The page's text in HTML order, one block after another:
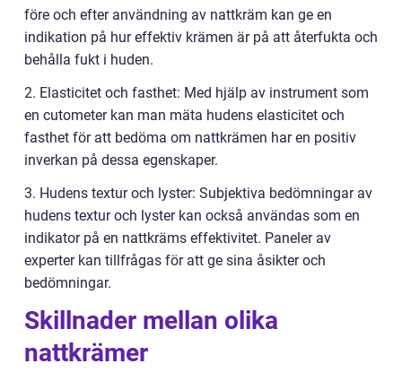
före och efter användning av nattkräm kan ge en
indikation på hur effektiv krämen är på att återfukta och
behålla fukt i huden.
2. Elasticitet och fasthet: Med hjälp av instrument som
en cutometer kan man mäta hudens elasticitet och
fasthet för att bedöma om nattkrämen har en positiv
inverkan på dessa egenskaper.
3. Hudens textur och lyster: Subjektiva bedömningar av
hudens textur och lyster kan också användas som en
indikator på en nattkräms effektivitet. Paneler av
experter kan tillfrågas för att ge sina åsikter och
bedömningar.
Skillnader mellan olika
nattkrämer